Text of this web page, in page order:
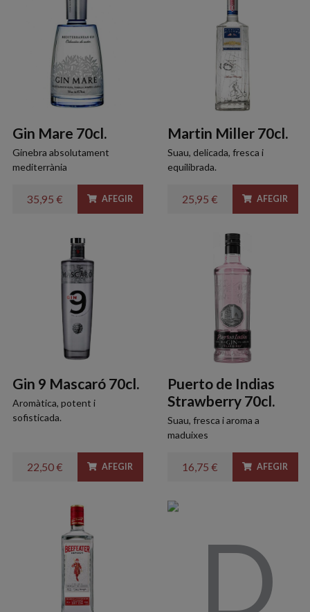
Gin Mare 70cl.
Ginebra absolutament
mediterrània
35,95 € AFEGIR
Martin Miller 70cl.
Suau, delicada, fresca i
equilibrada.
25,95 € AFEGIR
Gin 9 Mascaró 70cl.
Aromàtica, potent i
sofisticada.
22,50 € AFEGIR
Puerto de Indias
Strawberry 70cl.
Suau, fresca i aroma a
maduixes
16,75 € AFEGIR